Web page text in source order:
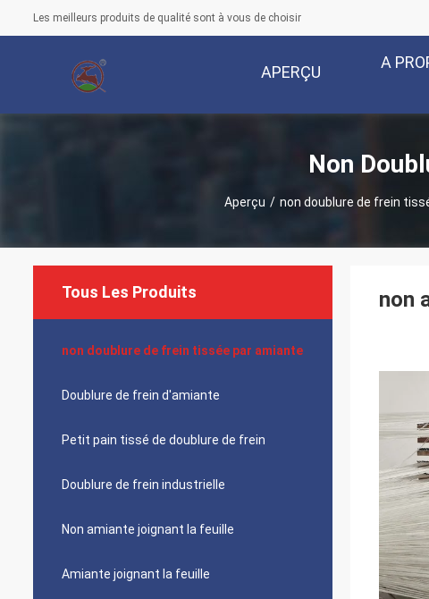
Les meilleurs produits de qualité sont à vous de choisir
APERÇU
A
Non
Aperçu / non doublure de frein
Tous Les Produits
non doublure de frein tissée par amiante
Doublure de frein d'amiante
Petit pain tissé de doublure de frein
Doublure de frein industrielle
Non amiante joignant la feuille
Amiante joignant la feuille
non